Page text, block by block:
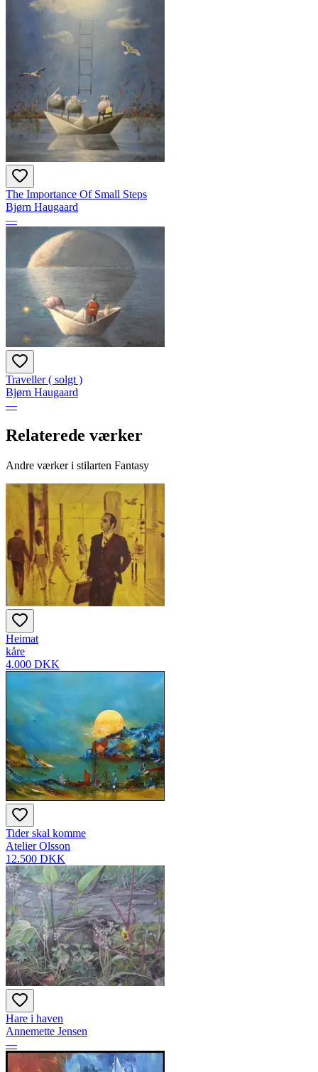
The Importance Of Small Steps
Bjørn Haugaard
—
Traveller ( solgt )
Bjørn Haugaard
—
Relaterede værker
Andre værker i stilarten Fantasy
Heimat
kåre
4.000 DKK
Tider skal komme
Atelier Olsson
12.500 DKK
Hare i haven
Annemette Jensen
—